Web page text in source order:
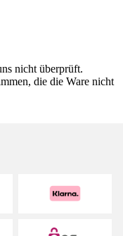
nicht überprüft.
die die Ware nicht